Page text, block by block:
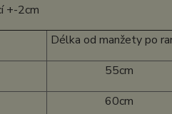
+-2cm
Délka od manžety po
55cm
60cm